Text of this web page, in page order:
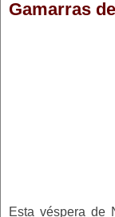
Gamarras
Esta véspera de